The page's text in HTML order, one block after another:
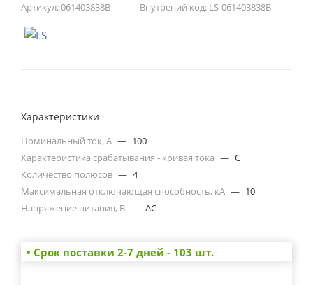
Артикул:061403838B Внутрений код: LS-061403838B
Характеристики
Номинальный ток, А — 100
Характеристика срабатывания - кривая тока — C
Количество полюсов — 4
Максимальная отключающая способность, кА — 10
Напряжение питания, В — AC
• Cрок поставки 2-7 дней - 103 шт.